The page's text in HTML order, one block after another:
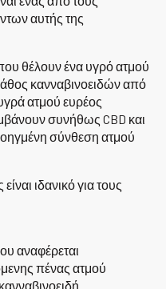
αυτής της
θέλουν ένα υγρό ατμού
κανναβινοειδών από
ατμού ευρέος
συνήθως CBD και
σύνθεση ατμού
ιδανικό για τους
αναφέρεται
πένας ατμού